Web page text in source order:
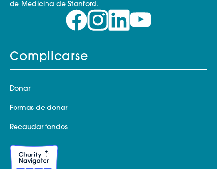
de Medicina de Stanford.
Complicarse
Donar
Formas de donar
Recaudar fondos